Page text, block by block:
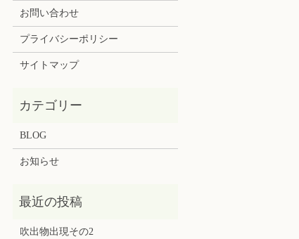
お問い合わせ
プライバシーポリシー
サイトマップ
BLOG
お知らせ
吹出物出現その2